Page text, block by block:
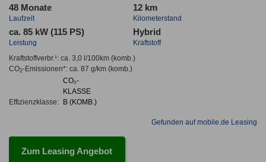
48 Monate
Laufzeit
12 km
Kilometerstand
ca. 85 kW (115 PS)
Leistung
Hybrid
Kraftstoff
Kraftstoffverbr.¹: ca. 3,0 l/100km(komb.)
CO2-Emissionen*: ca. 87 g/km(komb.)
Effizienzklasse:
CO₂-
KLASSE
B (KOMB.)
Gefunden auf mobile.de Leasing
Zum Leasing Angebot